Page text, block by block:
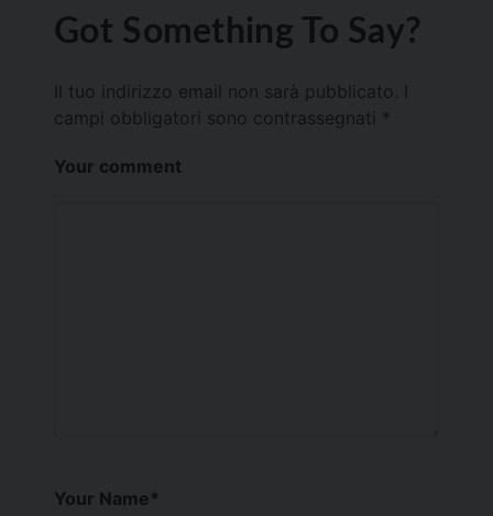
Got Something To Say?
Il tuo indirizzo email non sarà pubblicato.
campi obbligatori sono contrassegnati *
Your comment
Your Name*